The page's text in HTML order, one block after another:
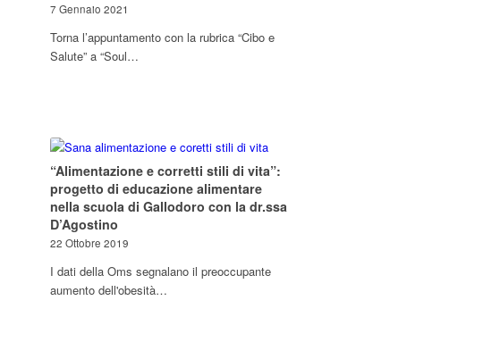
7 Gennaio 2021
Torna l’appuntamento con la rubrica “Cibo e
Salute” a “Soul…
“Alimentazione e corretti stili di vita”:
progetto di educazione alimentare
nella scuola di Gallodoro con la dr.ssa
D’Agostino
22 Ottobre 2019
I dati della Oms segnalano il preoccupante
aumento dell'obesità…